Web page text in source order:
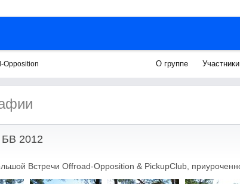
Opposition О группе Участники
БВ 2012
Встречи Offroad-Opposition & PickupClub,